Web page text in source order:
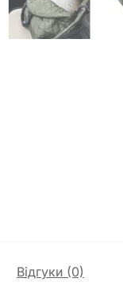
Відгуки (0)